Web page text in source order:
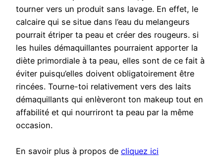
tourner vers un produit sans lavage. En effet, le
calcaire qui se situe dans l’eau du melangeurs
pourrait étriper ta peau et créer des rougeurs. si
les huiles démaquillantes pourraient apporter la
diète primordiale à ta peau, elles sont de ce fait à
éviter puisqu’elles doivent obligatoirement être
rincées. Tourne-toi relativement vers des laits
démaquillants qui enlèveront ton makeup tout en
affabilité et qui nourriront ta peau par la même
occasion.
En savoir plus à propos de cliquez ici